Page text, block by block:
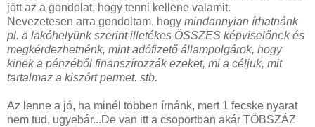
jött az a gondolat, hogy tenni kellene valamit.
Nevezetesen arra gondoltam, hogy mindannyian írhatnánk
pl. a lakóhelyünk szerint illetékes ÖSSZES képviselőnek és
megkérdezhetnénk, mint adófizető állampolgárok, hogy
kinek a pénzéből finanszírozzák ezeket, mi a céljuk, mit
tartalmaz a kiszórt permet. stb.
Az lenne a jó, ha minél többen írnánk, mert 1 fecske nyarat
nem tud, ugyebár...De van itt a csoportban akár TÖBSZÁZ